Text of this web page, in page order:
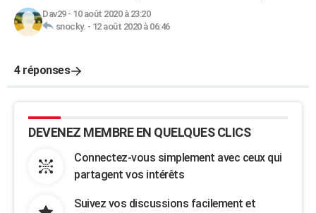
Dav29- 10 août 2020 à 23:20
snocky. - 12 août 2020 à 06:46
4 réponses
DEVENEZ MEMBRE EN QUELQUES CLICS
Connectez-vous simplement avec ceux qui
partagent vos intérêts
Suivez vos discussions facilement et